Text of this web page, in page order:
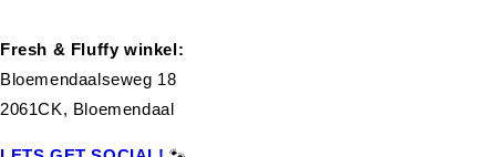
Fresh & Fluffy winkel:
Bloemendaalseweg 18
2061CK, Bloemendaal